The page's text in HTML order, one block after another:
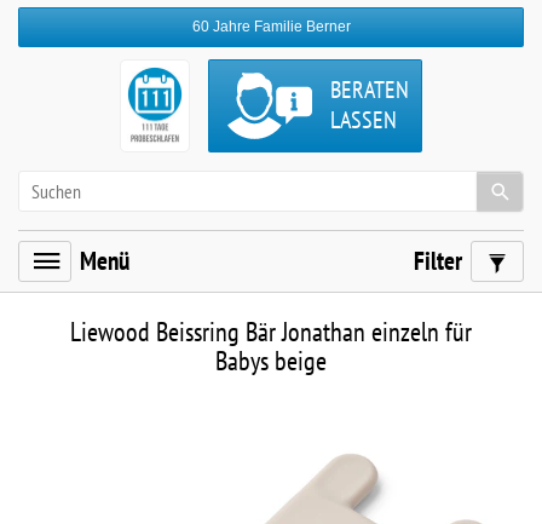
60 Jahre Familie Berner
BERATEN
LASSEN
Menü Filter
Liewood Beissring Bär Jonathan einzeln für
Babys beige